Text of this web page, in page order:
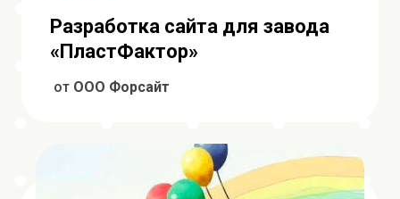
Разработка сайта для завода
«ПластФактор»
от ООО Форсайт